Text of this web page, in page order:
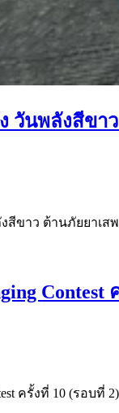
วันพลังสีขา
สีขาว ต้านภัยยาเส
Contest
ครั้งที่ 10 (รอบที่